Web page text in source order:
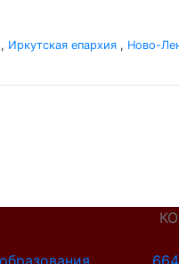
, Иркутская епархия , Ново-